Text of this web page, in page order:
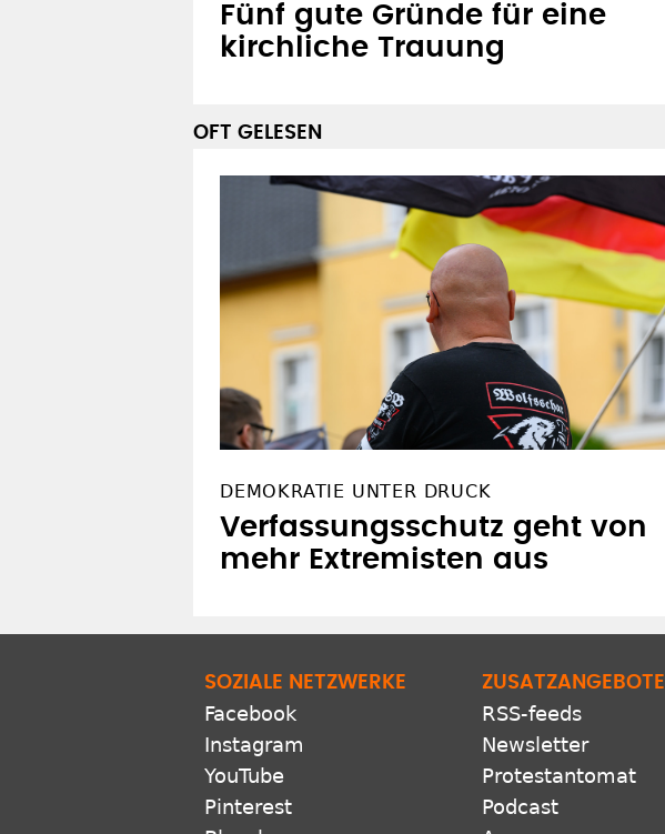
Fünf gute Gründe für eine
kirchliche Trauung
OFT GELESEN
DEMOKRATIE UNTER DRUCK
Verfassungsschutz geht von
mehr Extremisten aus
SOZIALE NETZWERKE
Facebook
Instagram
YouTube
Pinterest
ZUSATZANGEBOTE
RSS-feeds
Newsletter
Protestantomat
Podcast